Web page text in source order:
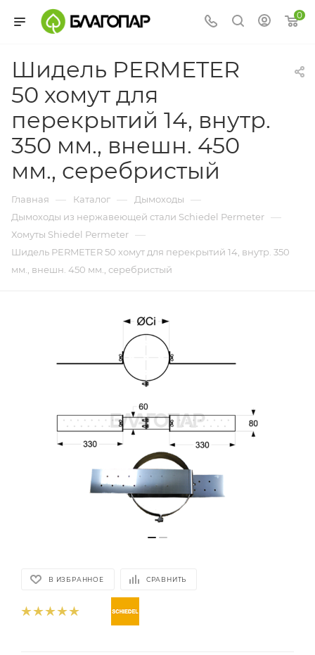
0
Шидель PERMETER
50 хомут для
перекрытий 14, внутр.
350 мм., внешн. 450
мм., серебристый
Главная — Каталог — Дымоходы —
Дымоходы из нержавеющей стали Schiedel Permeter —
Хомуты Shiedel Permeter —
Шидель PERMETER 50 хомут для перекрытий 14, внутр. 350
мм., внешн. 450 мм., серебристый
В ИЗБРАННОЕ СРАВНИТЬ